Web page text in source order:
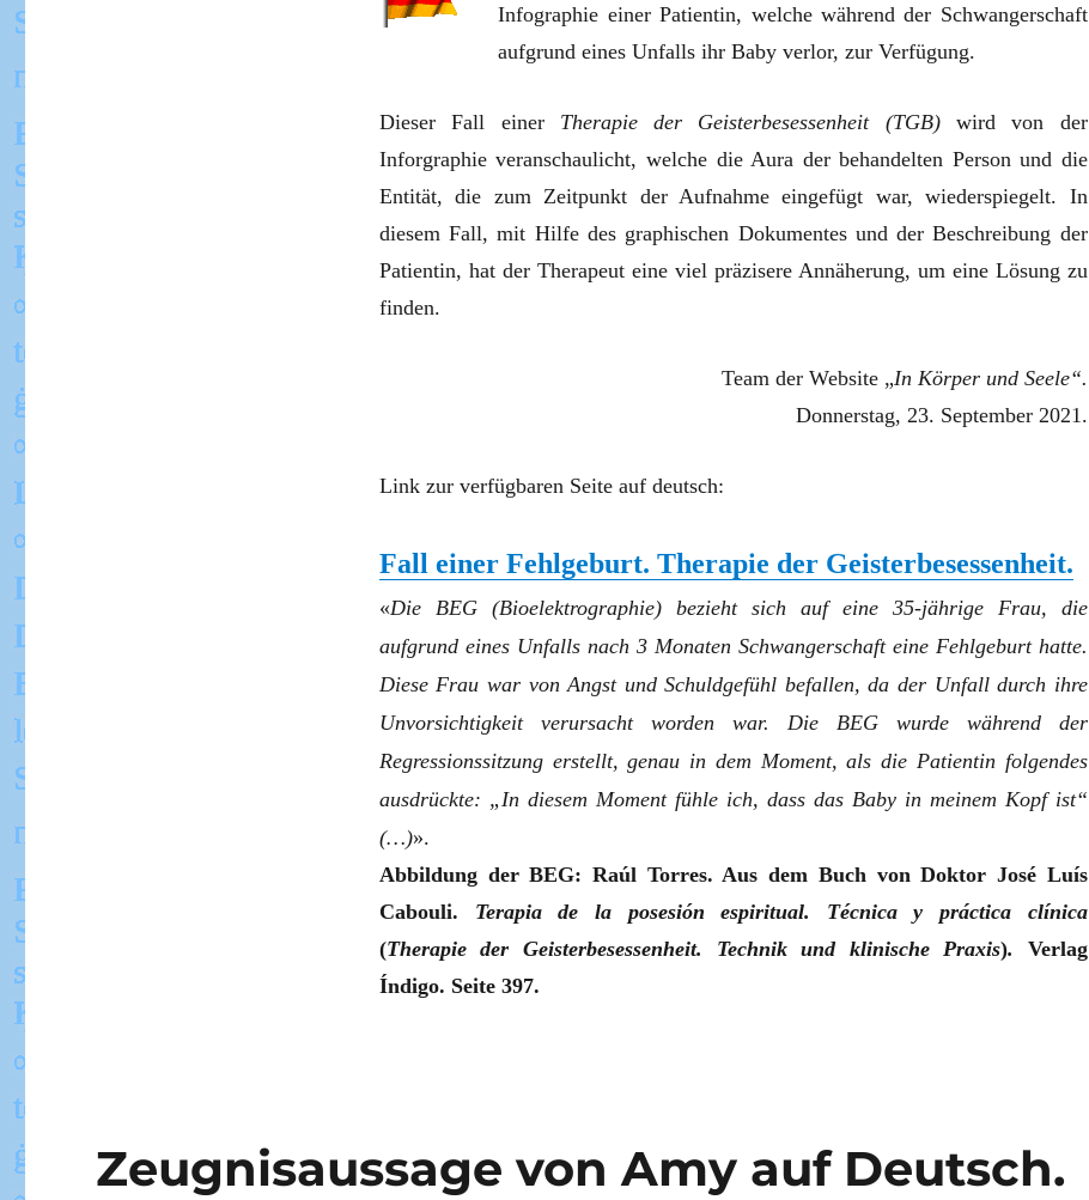
Infographie einer Patientin, welche während der Schwangerschaft
aufgrund eines Unfalls ihr Baby verlor, zur Verfügung.
Dieser Fall einer Therapie der Geisterbesessenheit (TGB)wird von der
Inforgraphie veranschaulicht, welche die Aura der behandelten Person und die
Entität, die zum Zeitpunkt der Aufnahme eingefügt war, wiederspiegelt. In
diesem Fall, mit Hilfe des graphischen Dokumentes und der Beschreibung der
Patientin, hat der Therapeut eine viel präzisere Annäherung, um eine Lösung zu
finden.
Team der Website „In Körper und Seele“.
Donnerstag, 23. September 2021.
Link zur verfügbaren Seite auf deutsch:
Fall einer Fehlgeburt. Therapie der Geisterbesessenheit.
«Die BEG (Bioelektrographie) bezieht sich auf eine 35-jährige Frau, die
aufgrund eines Unfalls nach 3 Monaten Schwangerschaft eine Fehlgeburt hatte.
Diese Frau war von Angst und Schuldgefühl befallen, da der Unfall durch ihre
Unvorsichtigkeit verursacht worden war. Die BEG wurde während der
Regressionssitzung erstellt, genau in dem Moment, als die Patientin folgendes
ausdrückte: „In diesem Moment fühle ich, dass das Baby in meinem Kopf ist“
(…)».
Abbildung der BEG: Raúl Torres. Aus dem Buch von Doktor José Luís
Cabouli. Terapia de la posesión espiritual. Técnica y práctica clínica
(Therapie der Geisterbesessenheit. Technik und klinische Praxis).
Verlag
Índigo. Seite 397.
Zeugnisaussage von Amy auf Deutsch.